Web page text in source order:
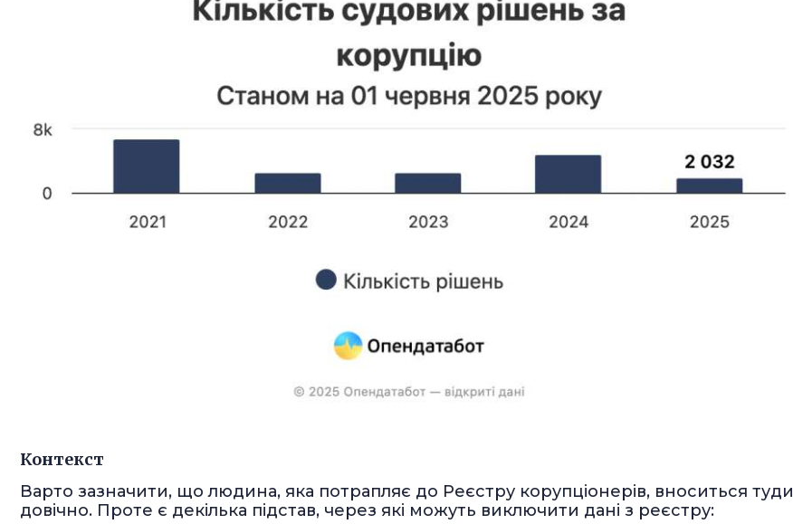
Контекст
Варто зазначити, що людина, яка потрапляє до Реєстру корупціонерів, вноситься туди
довічно. Проте є декілька підстав, через які можуть виключити дані з реєстру: